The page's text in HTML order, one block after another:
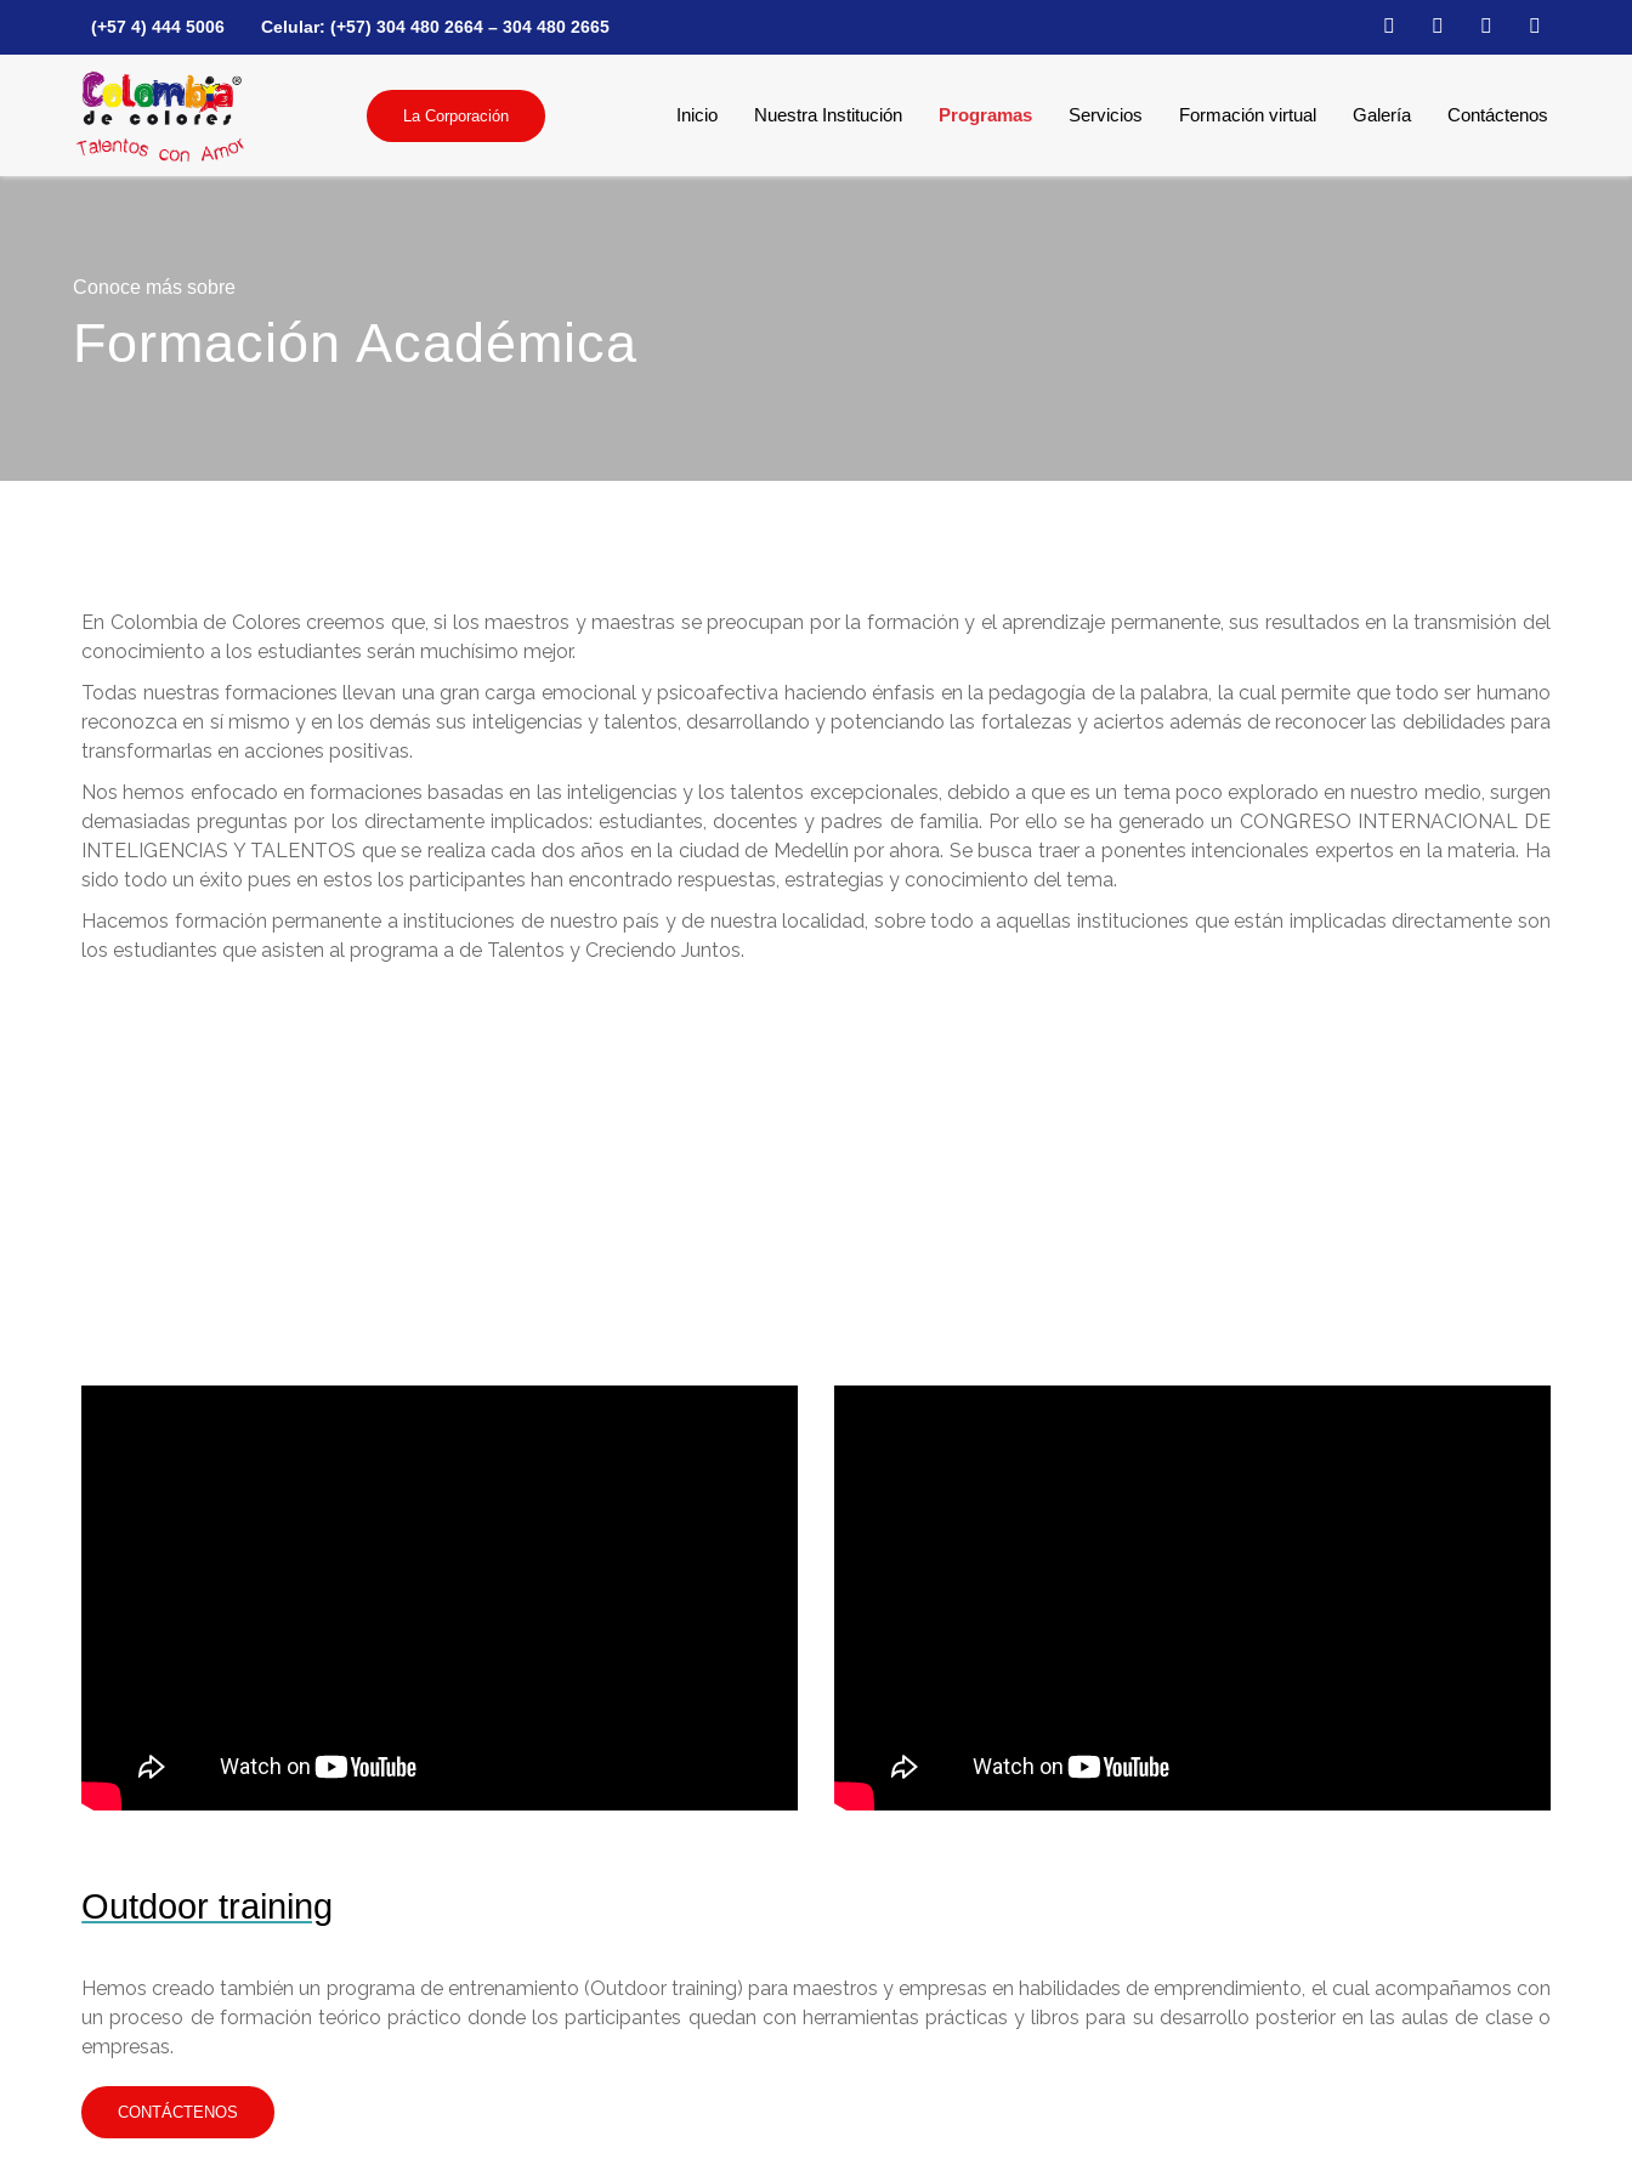
(+57 4) 444 5006 Celular: (+57) 304 480 2664 – 304 480 2665
La Corporación Inicio Nuestra Institución Programas Servicios Formación virtual Galería Contáctenos
Conoce más sobre
Formación Académica
En Colombia de Colores creemos que, si los maestros y maestras se preocupan por la formación y el aprendizaje permanente, sus resultados en la transmisión del
conocimiento a los estudiantes serán muchísimo mejor.
Todas nuestras formaciones llevan una gran carga emocional y psicoafectiva haciendo énfasis en la pedagogía de la palabra, la cual permite que todo ser humano
reconozca en sí mismo y en los demás sus inteligencias y talentos, desarrollando y potenciando las fortalezas y aciertos además de reconocer las debilidades para
transformarlas en acciones positivas.
Nos hemos enfocado en formaciones basadas en las inteligencias y los talentos excepcionales, debido a que es un tema poco explorado en nuestro medio, surgen
demasiadas preguntas por los directamente implicados: estudiantes, docentes y padres de familia. Por ello se ha generado un CONGRESO INTERNACIONAL DE
INTELIGENCIAS Y TALENTOS que se realiza cada dos años en la ciudad de Medellín por ahora. Se busca traer a ponentes intencionales expertos en la materia. Ha
sido todo un éxito pues en estos los participantes han encontrado respuestas, estrategias y conocimiento del tema.
Hacemos formación permanente a instituciones de nuestro país y de nuestra localidad, sobre todo a aquellas instituciones que están implicadas directamente son
los estudiantes que asisten al programa a de Talentos y Creciendo Juntos.
Outdoor training
Hemos creado también un programa de entrenamiento (Outdoor training) para maestros y empresas en habilidades de emprendimiento, el cual acompañamos con
un proceso de formación teórico práctico donde los participantes quedan con herramientas prácticas y libros para su desarrollo posterior en las aulas de clase o
empresas.
CONTÁCTENOS